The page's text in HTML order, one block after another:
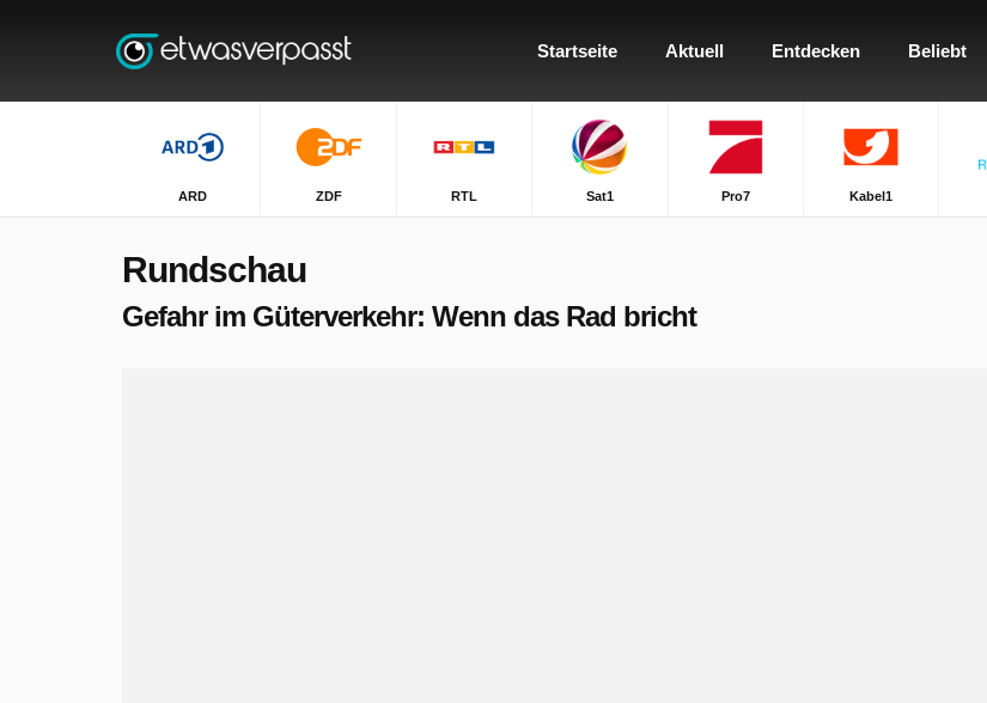
Startseite Aktuell Entdecken Beliebt
ARD ZDF RTL Sat1 Pro7 Kabel1
Rundschau
Gefahr im Güterverkehr: Wenn das Rad bricht